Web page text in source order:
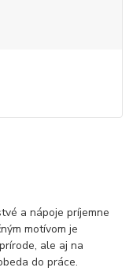
a nápoje príjemne
motívom je
ale aj na
do práce.